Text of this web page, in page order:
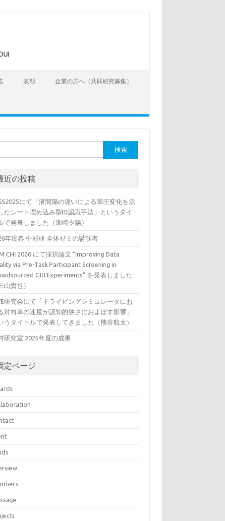
表彰 企業の方へ（共同研究募集）
近の投稿
にて「溝間隔の違いによる筆圧変化を活
たシート埋め込み型ID認識手法」というタイ
で発表しました（瀬崎夕陽）
年度春 中村研 全体ゼミの講演者
CHI 2026 にて採択論文 “Improving Data
via Pre-Task Participant Screening in
GUI Experiments” を発表しました
山貴也）
研究会にて「ドライビングシミュレータにお
対向車の速度が認知的狭さにおよぼす影響」
うタイトルで発表してきました（熊谷航太）
研究室 2025年度の成果
定ページ